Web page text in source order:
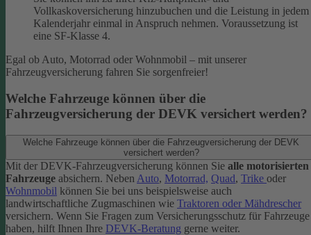
Vollkaskoversicherung hinzubuchen und die Leistung in jedem
Kalenderjahr einmal in Anspruch nehmen. Voraussetzung ist
eine SF-Klasse 4.
Egal ob Auto, Motorrad oder Wohnmobil – mit unserer
Fahrzeugversicherung fahren Sie sorgenfreier!
Welche Fahrzeuge können über die
Fahrzeugversicherung der DEVK versichert werden?
Welche Fahrzeuge können über die Fahrzeugversicherung der DEVK
versichert werden?
Mit der DEVK-Fahrzeugversicherung können Sie alle motorisierten
Fahrzeuge absichern. Neben Auto, Motorrad, Quad, Trike oder
Wohnmobil können Sie bei uns beispielsweise auch
landwirtschaftliche Zugmaschinen wie Traktoren oder Mähdrescher
versichern. Wenn Sie Fragen zum Versicherungsschutz für Fahrzeuge
haben, hilft Ihnen Ihre DEVK-Beratung gerne weiter.